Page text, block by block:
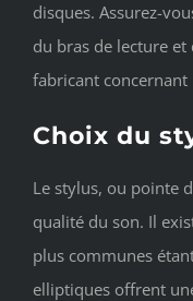
disques. Assurez-
du bras de lecture
fabricant concernant
Choix du
Le stylus, ou pointe
qualité du son. Il
plus communes
elliptiques offrent